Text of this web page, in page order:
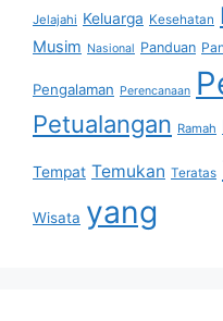
Jelajahi Keluarga Kesehatan
Musim Nasional Panduan
Pengalaman Perencanaan
Petualangan Ramah
Tempat Temukan Teratas
Wisata yang